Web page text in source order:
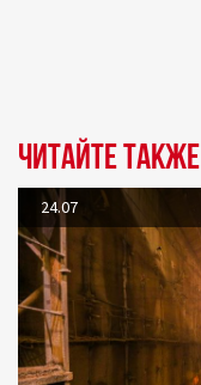
Читайте также
24.07